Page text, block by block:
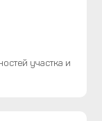
участка и